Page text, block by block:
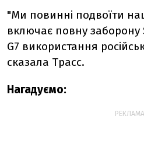
"Ми повинні подвоїти
включає повну заборону
G7 використання
сказала Трасс.
Нагадуємо: